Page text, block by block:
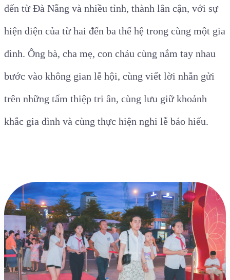
đến từ Đà Nẵng và nhiều tỉnh, thành lân cận, với sự
hiện diện của từ hai đến ba thế hệ trong cùng một gia
đình. Ông bà, cha mẹ, con cháu cùng nắm tay nhau
bước vào không gian lễ hội, cùng viết lời nhắn gửi
trên những tấm thiệp tri ân, cùng lưu giữ khoảnh
khắc gia đình và cùng thực hiện nghi lễ báo hiếu.